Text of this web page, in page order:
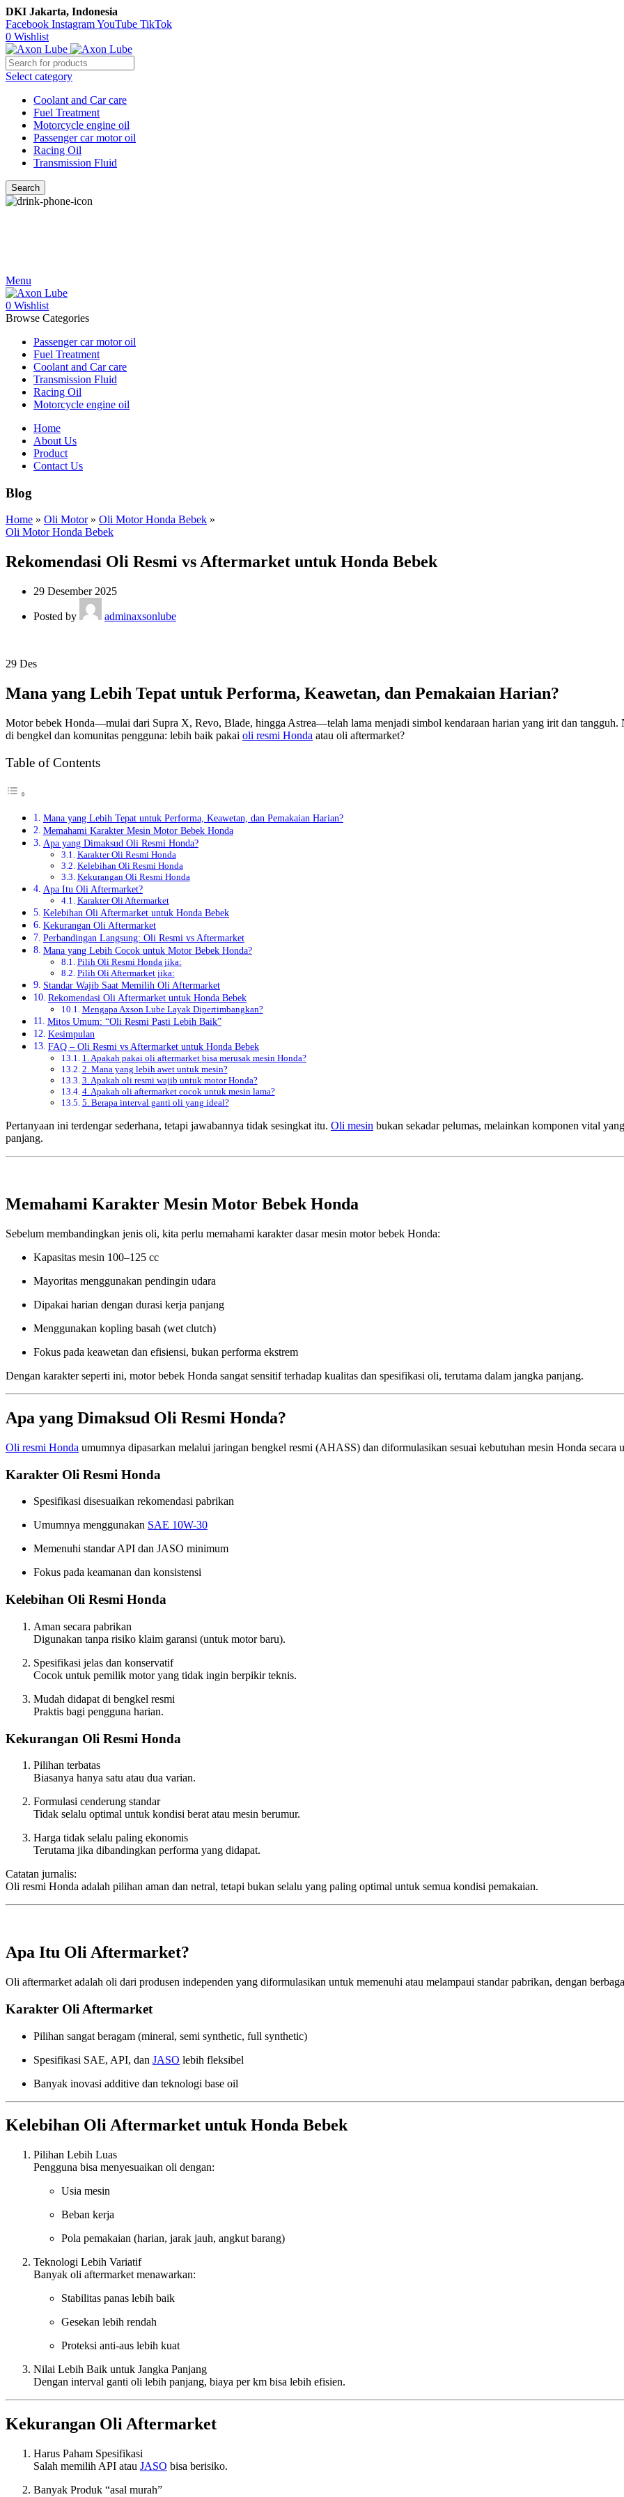
DKI Jakarta, Indonesia
Facebook InstagramYouTube TikTok
0 Wishlist
Select category
Coolant and Car care
Fuel Treatment
Motorcycle engine oil
Passenger car motor oil
Racing Oil
Transmission Fluid
Search
Menu
0 Wishlist
Browse Categories
Passenger car motor oil
Fuel Treatment
Coolant and Car care
Transmission Fluid
Racing Oil
Motorcycle engine oil
Home
About Us
Product
Contact Us
Blog
Home » Oli Motor» Oli Motor Honda Bebek »
Oli Motor Honda Bebek
Rekomendasi Oli Resmi vs Aftermarket untuk Honda Bebek
29 Desember 2025
Posted by adminaxsonlube
29 Des
Mana yang Lebih Tepat untuk Performa, Keawetan, dan Pemakaian Harian?
Motor bebek Honda—mulai dari Supra X, Revo, Blade, hingga Astrea—telah lama menjadi simbol kendaraan harian yang irit dan tangguh.
di bengkel dan komunitas pengguna: lebih baik pakai oli resmi Honda atau oli aftermarket?
Table of Contents
Mana yang Lebih Tepat untuk Performa, Keawetan, dan Pemakaian Harian?
Memahami Karakter Mesin Motor Bebek Honda
Apa yang Dimaksud Oli Resmi Honda?
Karakter Oli Resmi Honda
Kelebihan Oli Resmi Honda
Kekurangan Oli Resmi Honda
Apa Itu Oli Aftermarket?
Karakter Oli Aftermarket
Kelebihan Oli Aftermarket untuk Honda Bebek
Kekurangan Oli Aftermarket
Perbandingan Langsung: Oli Resmi vs Aftermarket
Mana yang Lebih Cocok untuk Motor Bebek Honda?
Pilih Oli Resmi Honda jika:
Pilih Oli Aftermarket jika:
Standar Wajib Saat Memilih Oli Aftermarket
Rekomendasi Oli Aftermarket untuk Honda Bebek
Mengapa Axson Lube Layak Dipertimbangkan?
Mitos Umum: “Oli Resmi Pasti Lebih Baik”
Kesimpulan
FAQ – Oli Resmi vs Aftermarket untuk Honda Bebek
1. Apakah pakai oli aftermarket bisa merusak mesin Honda?
2. Mana yang lebih awet untuk mesin?
3. Apakah oli resmi wajib untuk motor Honda?
4. Apakah oli aftermarket cocok untuk mesin lama?
5. Berapa interval ganti oli yang ideal?
Pertanyaan ini terdengar sederhana, tetapi jawabannya tidak sesingkat itu. Oli mesin bukan sekadar pelumas, melainkan komponen vital
panjang.
Memahami Karakter Mesin Motor Bebek Honda
Sebelum membandingkan jenis oli, kita perlu memahami karakter dasar mesin motor bebek Honda:
Kapasitas mesin 100–125 cc
Mayoritas menggunakan pendingin udara
Dipakai harian dengan durasi kerja panjang
Menggunakan kopling basah (wet clutch)
Fokus pada keawetan dan efisiensi, bukan performa ekstrem
Dengan karakter seperti ini, motor bebek Honda sangat sensitif terhadap kualitas dan spesifikasi oli, terutama dalam jangka panjang.
Apa yang Dimaksud Oli Resmi Honda?
Oli resmi Honda umumnya dipasarkan melalui jaringan bengkel resmi (AHASS) dan diformulasikan sesuai kebutuhan mesin Honda secara
Karakter Oli Resmi Honda
Spesifikasi disesuaikan rekomendasi pabrikan
Umumnya menggunakan SAE 10W-30
Memenuhi standar API dan JASO minimum
Fokus pada keamanan dan konsistensi
Kelebihan Oli Resmi Honda
Aman secara pabrikan
Digunakan tanpa risiko klaim garansi (untuk motor baru).
Spesifikasi jelas dan konservatif
Cocok untuk pemilik motor yang tidak ingin berpikir teknis.
Mudah didapat di bengkel resmi
Praktis bagi pengguna harian.
Kekurangan Oli Resmi Honda
Pilihan terbatas
Biasanya hanya satu atau dua varian.
Formulasi cenderung standar
Tidak selalu optimal untuk kondisi berat atau mesin berumur.
Harga tidak selalu paling ekonomis
Terutama jika dibandingkan performa yang didapat.
Catatan jurnalis:
Oli resmi Honda adalah pilihan aman dan netral, tetapi bukan selalu yang paling optimal untuk semua kondisi pemakaian.
Apa Itu Oli Aftermarket?
Oli aftermarket adalah oli dari produsen independen yang diformulasikan untuk memenuhi atau melampaui standar pabrikan, dengan
Karakter Oli Aftermarket
Pilihan sangat beragam (mineral, semi synthetic, full synthetic)
Spesifikasi SAE, API, dan JASO lebih fleksibel
Banyak inovasi additive dan teknologi base oil
Kelebihan Oli Aftermarket untuk Honda Bebek
Pilihan Lebih Luas
Pengguna bisa menyesuaikan oli dengan:
Usia mesin
Beban kerja
Pola pemakaian (harian, jarak jauh, angkut barang)
Teknologi Lebih Variatif
Banyak oli aftermarket menawarkan:
Stabilitas panas lebih baik
Gesekan lebih rendah
Proteksi anti-aus lebih kuat
Nilai Lebih Baik untuk Jangka Panjang
Dengan interval ganti oli lebih panjang, biaya per km bisa lebih efisien.
Kekurangan Oli Aftermarket
Harus Paham Spesifikasi
Salah memilih API atau JASO bisa berisiko.
Banyak Produk “asal murah”